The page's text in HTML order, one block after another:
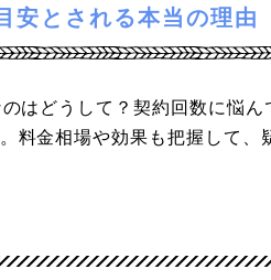
安とされる本当の理由
はどうして？契約回数に悩
料金相場や効果も把握して